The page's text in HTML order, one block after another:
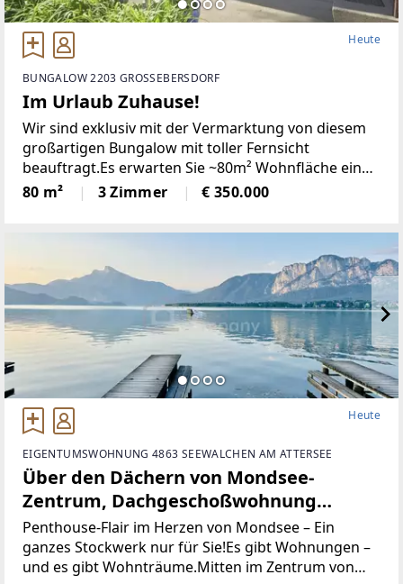
Heute
BUNGALOW 2203 GROSSEBERSDORF
Im Urlaub Zuhause!
Wir sind exklusiv mit der Vermarktung von diesem
großartigen Bungalow mit toller Fernsicht
beauftragt.Es erwarten Sie ~80m² Wohnfläche eine
gemütliche Wohlfühlatmosphäre. _Auch ideal als
Ferien- oder Wochenendsitz geeignet._Begleiten
80 m² 3 Zimmer € 350.000
Heute
EIGENTUMSWOHNUNG 4863 SEEWALCHEN AM ATTERSEE
Über den Dächern von Mondsee-
Zentrum, Dachgeschoßwohnung
127m², 5Zimmer,
Penthouse-Flair im Herzen von Mondsee – Ein
ganzes Stockwerk nur für Sie!Es gibt Wohnungen –
und es gibt Wohnträume.Mitten im Zentrum von